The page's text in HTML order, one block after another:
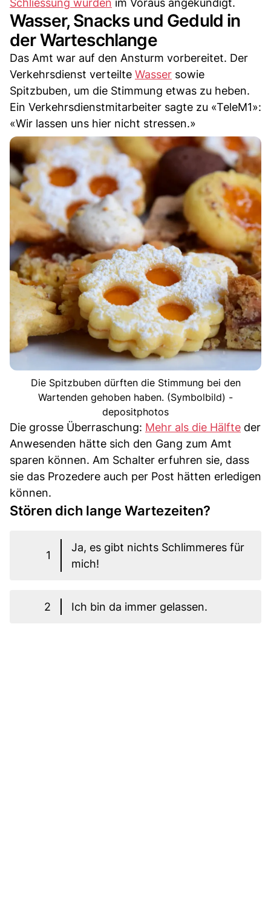
Schliessung wurden im Voraus angekündigt.
Wasser, Snacks und Geduld in
der Warteschlange
Das Amt war auf den Ansturm vorbereitet. Der
Verkehrsdienst verteilte Wasser sowie
Spitzbuben, um die Stimmung etwas zu heben.
Ein Verkehrsdienstmitarbeiter sagte zu «TeleM1»:
«Wir lassen uns hier nicht stressen.»
Die Spitzbuben dürften die Stimmung bei den
Wartenden gehoben haben. (Symbolbild) -
depositphotos
Die grosse Überraschung: Mehr als die Hälfte der
Anwesenden hätte sich den Gang zum Amt
sparen können. Am Schalter erfuhren sie, dass
sie das Prozedere auch per Post hätten erledigen
können.
Stören dich lange Wartezeiten?
1
Ja, es gibt nichts Schlimmeres für
mich!
2 Ich bin da immer gelassen.